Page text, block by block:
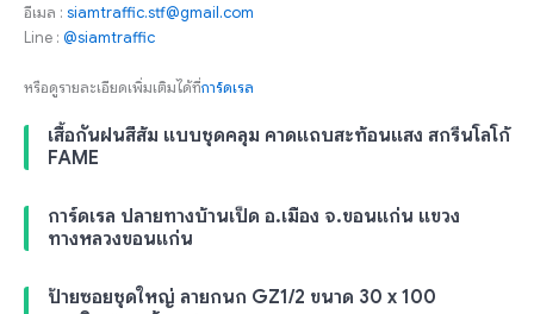
อีเมล : siamtraffic.stf@gmail.com
Line : @siamtraffic
หรือดูรายละเอียดเพิ่มเติมได้ที่การ์ดเรล
เสื้อกันฝนสีส้ม แบบชุดคลุม คาดแถบสะท้อนแสง สกรีนโลโก้
FAME
การ์ดเรล ปลายทางบ้านเป็ด อ.เมือง จ.ขอนแก่น แขวง
ทางหลวงขอนแก่น
ป้ายซอยชุดใหญ่ ลายกนก GZ1/2 ขนาด 30 x 100